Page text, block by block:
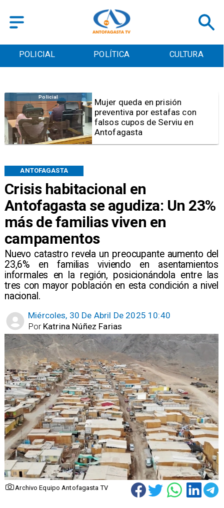
POLICIAL POLÍTICA CULTURA
Crisis habitacional en
Antofagasta se agudiza: Un 23%
más de familias viven en
campamentos
​Nuevo catastro revela un preocupante aumento del
23,6% en familias viviendo en asentamientos
informales en la región, posicionándola entre las
tres con mayor población en esta condición a nivel
nacional.
ANTOFAGASTA
Miércoles, 30 De Abril De 2025 10:40
Katrina Núñez Farias
Por
Archivo Equipo Antofagasta TV
Videos
Video | Choferes del
TransAntofagasta piden
sistema mixto de pago